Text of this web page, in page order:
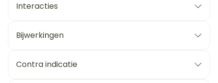
Interacties
Bijwerkingen
Contra indicatie